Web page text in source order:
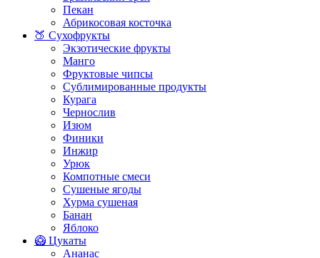
Пекан
Абрикосовая косточка
🍑 Сухофрукты
Экзотические фрукты
Манго
Фруктовые чипсы
Сублимированные продукты
Курага
Чернослив
Изюм
Финики
Инжир
Урюк
Компотные смеси
Сушеные ягоды
Хурма сушеная
Банан
Яблоко
🥝 Цукаты
Ананас